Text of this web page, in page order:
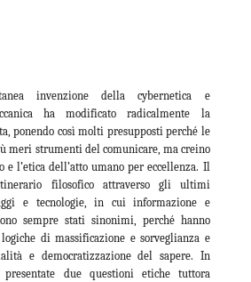
invenzione della cybernetica e
ha modificato radicalmente la
ponendo così molti presupposti perché le
meri strumenti del comunicare, ma creino
e l’etica dell’atto umano per eccellenza. Il
filosofico attraverso gli ultimi
e tecnologie, in cui informazione e
sempre stati sinonimi, perché hanno
di massificazione e sorveglianza e
e democratizzazione del sapere. In
presentate due questioni etiche tuttora